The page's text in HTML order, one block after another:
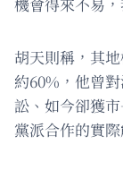
胡天則稱，其
約60%，他曾
訟、如今卻獲
黨派合作的實際